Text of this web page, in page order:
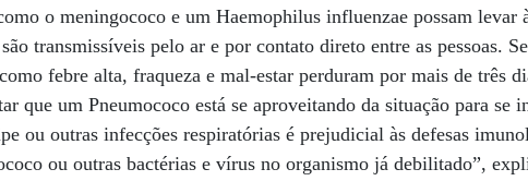
o meningococo e um Haemophilus influenzae possam levar
transmissíveis pelo ar e por contato direto entre as pessoas.
febre alta, fraqueza e mal-estar perduram por mais de três
que um Pneumococo está se aproveitando da situação para se
ou outras infecções respiratórias é prejudicial às defesas
ou outras bactérias e vírus no organismo já debilitado”,